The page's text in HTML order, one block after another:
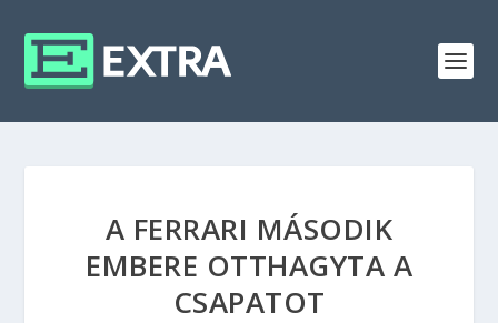
A FERRARI MÁSODIK
EMBERE OTTHAGYTA A
CSAPATOT